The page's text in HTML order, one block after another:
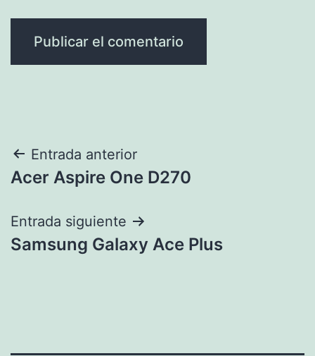
Navegación
de
entradas
Entrada anterior
Acer Aspire One D270
Entrada siguiente
Samsung Galaxy Ace Plus